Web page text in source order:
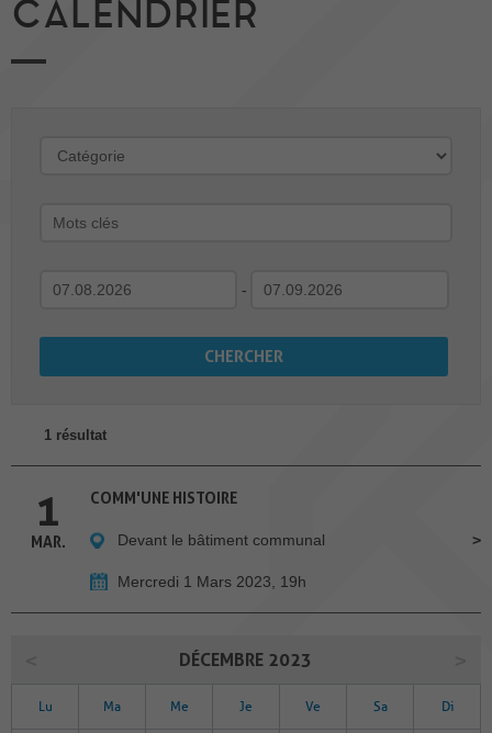
CALENDRIER
-
1 résultat
1
MAR.
COMM'UNE HISTOIRE
Devant le bâtiment communal
Mercredi 1 Mars 2023, 19h
DÉCEMBRE 2023
Lu Ma Me Je Ve Sa Di